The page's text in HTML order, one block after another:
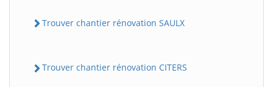
Trouver chantier rénovation SAULX
Trouver chantier rénovation CITERS